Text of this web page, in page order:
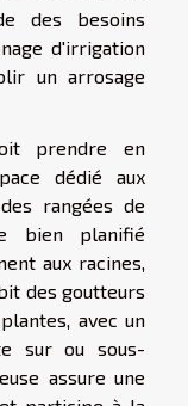
des besoins
d'irrigation
un arrosage
prendre en
dédié aux
rangées de
bien planifié
aux racines,
des goutteurs
avec un
sur ou sous-
assure une